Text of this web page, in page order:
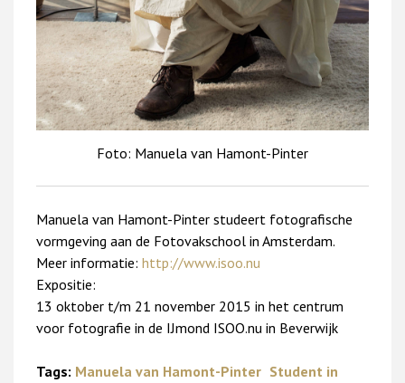
Foto: Manuela van Hamont-Pinter
Manuela van Hamont-Pinter studeert fotografische
vormgeving aan de Fotovakschool in Amsterdam.
Meer informatie: http://www.isoo.nu
Expositie:
13 oktober t/m 21 november 2015 in het centrum
voor fotografie in de IJmond ISOO.nu in Beverwijk
Tags: Manuela van Hamont-Pinter Student in